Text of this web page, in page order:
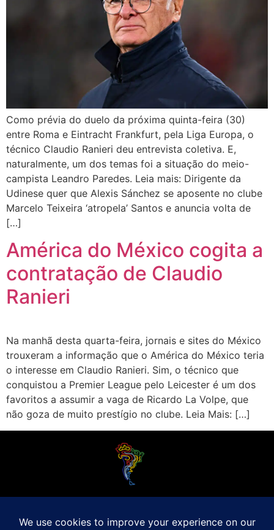
Como prévia do duelo da próxima quinta-feira (30)
entre Roma e Eintracht Frankfurt, pela Liga Europa, o
técnico Claudio Ranieri deu entrevista coletiva. E,
naturalmente, um dos temas foi a situação do meio-
campista Leandro Paredes. Leia mais: Dirigente da
Udinese quer que Alexis Sánchez se aposente no clube
Marcelo Teixeira ‘atropela’ Santos e anuncia volta de
[…]
América do México cogita a
contratação de Claudio
Ranieri
Na manhã desta quarta-feira, jornais e sites do México
trouxeram a informação que o América do México teria
o interesse em Claudio Ranieri. Sim, o técnico que
conquistou a Premier League pelo Leicester é um dos
favoritos a assumir a vaga de Ricardo La Volpe, que
não goza de muito prestígio no clube. Leia Mais: […]
quer mesmo é saber de tudo, desde a final do Brasileirão até a 5a rodada do